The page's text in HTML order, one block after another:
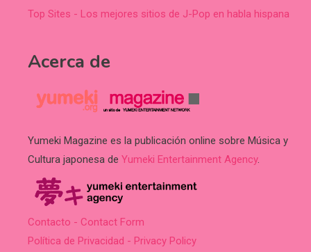
Top Sites - Los mejores sitios de J-Pop en habla hispana
Acerca de
Yumeki Magazine es la publicación online sobre Música y
Cultura japonesa de Yumeki Entertainment Agency.
Contacto - Contact Form
Política de Privacidad - Privacy Policy